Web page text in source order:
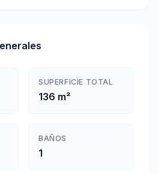
SUPERFICIE TOTAL
136 m²
BAÑOS
1